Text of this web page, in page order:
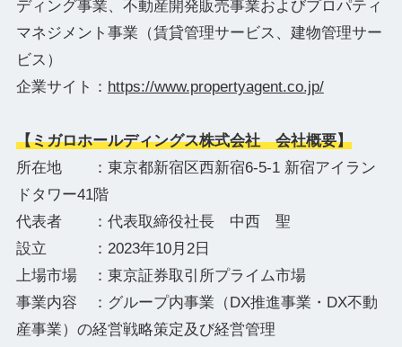
ディング事業、不動産開発販売事業およびプロパティ
マネジメント事業（賃貸管理サービス、建物管理サー
ビス）
企業サイト： https://www.propertyagent.co.jp/
【ミガロホールディングス株式会社 会社概要】
所在地 ：東京都新宿区西新宿6-5-1 新宿アイラン
ドタワー41階
代表者 ：代表取締役社長 中西 聖
設立 ：2023年10月2日
上場市場 ：東京証券取引所プライム市場
事業内容 ：グループ内事業（DX推進事業・DX不動
産事業）の経営戦略策定及び経営管理